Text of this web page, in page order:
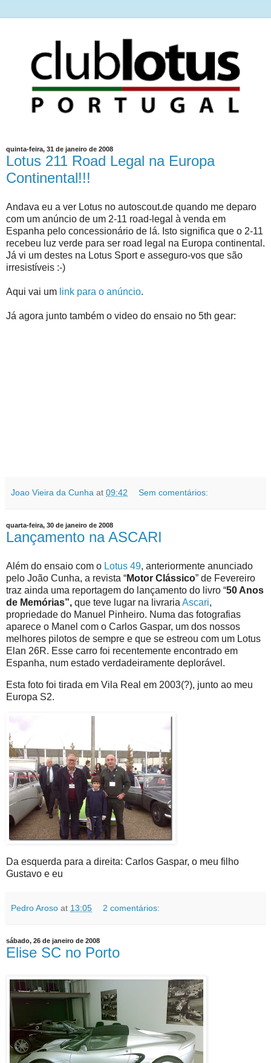
quinta-feira, 31 de janeiro de 2008
Lotus 211 Road Legal na Europa
Continental!!!
Andava eu a ver Lotus no autoscout.de quando me deparo
com um anúncio de um 2-11 road-legal à venda em
Espanha pelo concessionário de lá. Isto significa que o 2-11
recebeu luz verde para ser road legal na Europa continental.
Já vi um destes na Lotus Sport e asseguro-vos que são
irresistíveis :-)
Aqui vai um link para o anúncio.
Já agora junto também o video do ensaio no 5th gear:
Joao Vieira da Cunha at 09:42 Sem comentários:
quarta-feira, 30 de janeiro de 2008
Lançamento na ASCARI
Além do ensaio com o Lotus 49, anteriormente anunciado
pelo João Cunha, a revista “Motor Clássico” de Fevereiro
traz ainda uma reportagem do lançamento do livro “50 Anos
de Memórias”, que teve lugar na livraria Ascari,
propriedade do Manuel Pinheiro. Numa das fotografias
aparece o Manel com o Carlos Gaspar, um dos nossos
melhores pilotos de sempre e que se estreou com um Lotus
Elan 26R. Esse carro foi recentemente encontrado em
Espanha, num estado verdadeiramente deplorável.
Esta foto foi tirada em Vila Real em 2003(?), junto ao meu
Europa S2.
Da esquerda para a direita: Carlos Gaspar, o meu filho
Gustavo e eu
Pedro Aroso at 13:05 2 comentários:
sábado, 26 de janeiro de 2008
Elise SC no Porto